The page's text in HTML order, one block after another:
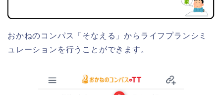
おかねのコンパス「そなえる」からライフプランシミ
ュレーションを行うことができます。